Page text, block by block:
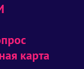
карта